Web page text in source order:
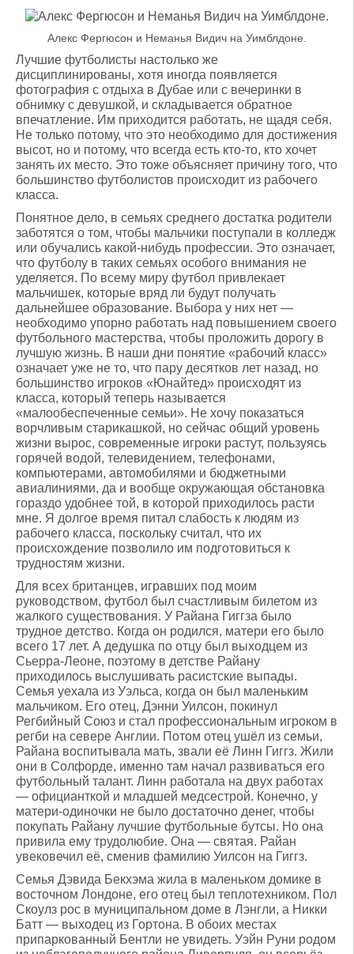
Алекс Фергюсон и Неманья Видич на Уимблдоне.
Лучшие футболисты настолько же
дисциплинированы, хотя иногда появляется
фотография с отдыха в Дубае или с вечеринки в
обнимку с девушкой, и складывается обратное
впечатление. Им приходится работать, не щадя себя.
Не только потому, что это необходимо для достижения
высот, но и потому, что всегда есть кто-то, кто хочет
занять их место. Это тоже объясняет причину того, что
большинство футболистов происходит из рабочего
класса.
Понятное дело, в семьях среднего достатка родители
заботятся о том, чтобы мальчики поступали в колледж
или обучались какой-нибудь профессии. Это означает,
что футболу в таких семьях особого внимания не
уделяется. По всему миру футбол привлекает
мальчишек, которые вряд ли будут получать
дальнейшее образование. Выбора у них нет —
необходимо упорно работать над повышением своего
футбольного мастерства, чтобы проложить дорогу в
лучшую жизнь. В наши дни понятие «рабочий класс»
означает уже не то, что пару десятков лет назад, но
большинство игроков «Юнайтед» происходят из
класса, который теперь называется
«малообеспеченные семьи». Не хочу показаться
ворчливым старикашкой, но сейчас общий уровень
жизни вырос, современные игроки растут, пользуясь
горячей водой, телевидением, телефонами,
компьютерами, автомобилями и бюджетными
авиалиниями, да и вообще окружающая обстановка
гораздо удобнее той, в которой приходилось расти
мне. Я долгое время питал слабость к людям из
рабочего класса, поскольку считал, что их
происхождение позволило им подготовиться к
трудностям жизни.
Для всех британцев, игравших под моим
руководством, футбол был счастливым билетом из
жалкого существования. У Райана Гиггза было
трудное детство. Когда он родился, матери его было
всего 17 лет. А дедушка по отцу был выходцем из
Сьерра-Леоне, поэтому в детстве Райану
приходилось выслушивать расистские выпады.
Семья уехала из Уэльса, когда он был маленьким
мальчиком. Его отец, Дэнни Уилсон, покинул
Регбийный Союз и стал профессиональным игроком в
регби на севере Англии. Потом отец ушёл из семьи,
Райана воспитывала мать, звали её Линн Гиггз. Жили
они в Солфорде, именно там начал развиваться его
футбольный талант. Линн работала на двух работах
— официанткой и младшей медсестрой. Конечно, у
матери-одиночки не было достаточно денег, чтобы
покупать Райану лучшие футбольные бутсы. Но она
привила ему трудолюбие. Она — святая. Райан
увековечил её, сменив фамилию Уилсон на Гиггз.
Семья Дэвида Бекхэма жила в маленьком домике в
восточном Лондоне, его отец был теплотехником. Пол
Скоулз рос в муниципальном доме в Лэнгли, а Никки
Батт — выходец из Гортона. В обоих местах
припаркованный Бентли не увидеть. Уэйн Руни родом